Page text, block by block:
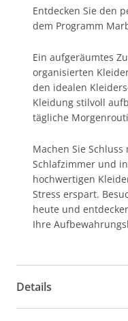
Entdecken Sie den
dem Programm
Ein aufgeräumtes
organisierten
den idealen
Kleidung stilvoll
tägliche
Machen Sie
Schlafzimmer und
hochwertigen
Stress erspart.
heute und
Ihre
Details